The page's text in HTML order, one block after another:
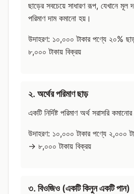
ছাড়ের সবচেয়ে সাধারণ রূপ, যেখানে মূল
পরিমাণ দাম কমানো হয়।
উদাহরণ: ১০,০০০ টাকার পণ্যে ২০%
৮,০০০ টাকায় বিক্রয়
২. অর্থের পরিমাণ ছাড়
একটি নির্দিষ্ট পরিমাণ অর্থ সরাসরি
উদাহরণ: ১০,০০০ টাকার পণ্যে ২,০০০
→ ৮,০০০ টাকায় বিক্রয়
৩. বিওজিও (একটি কিনুন একটি পান)